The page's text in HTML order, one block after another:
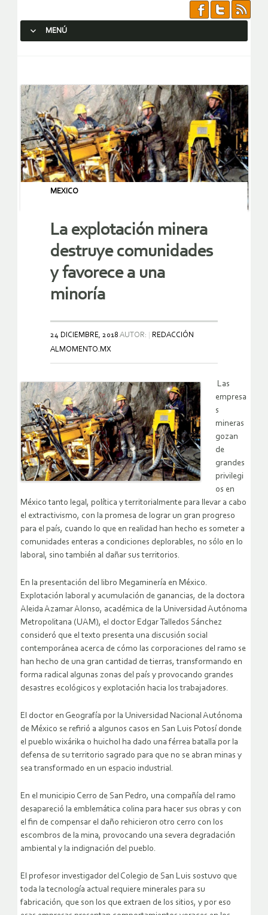
MENÚ
MEXICO
La explotación minera
destruye comunidades
y favorece a una
minoría
24 DICIEMBRE, 2018 AUTOR:
REDACCIÓN
ALMOMENTO.MX
Las
empresa
s
mineras
gozan
de
grandes
privilegi
os en
México tanto legal, política y territorialmente para llevar a cabo
el extractivismo, con la promesa de lograr un gran progreso
para el país, cuando lo que en realidad han hecho es someter a
comunidades enteras a condiciones deplorables, no sólo en lo
laboral, sino también al dañar sus territorios.
En la presentación del libro Megaminería en México.
Explotación laboral y acumulación de ganancias, de la doctora
Aleida Azamar Alonso, académica de la Universidad Autónoma
Metropolitana (UAM), el doctor Edgar Talledos Sánchez
consideró que el texto presenta una discusión social
contemporánea acerca de cómo las corporaciones del ramo se
han hecho de una gran cantidad de tierras, transformando en
forma radical algunas zonas del país y provocando grandes
desastres ecológicos y explotación hacia los trabajadores.
El doctor en Geografía por la Universidad Nacional Autónoma
de México se refirió a algunos casos en San Luis Potosí donde
el pueblo wixárika o huichol ha dado una férrea batalla por la
defensa de su territorio sagrado para que no se abran minas y
sea transformado en un espacio industrial.
En el municipio Cerro de San Pedro, una compañía del ramo
desapareció la emblemática colina para hacer sus obras y con
el fin de compensar el daño rehicieron otro cerro con los
escombros de la mina, provocando una severa degradación
ambiental y la indignación del pueblo.
El profesor investigador del Colegio de San Luis sostuvo que
toda la tecnología actual requiere minerales para su
fabricación, que son los que extraen de los sitios, y por eso